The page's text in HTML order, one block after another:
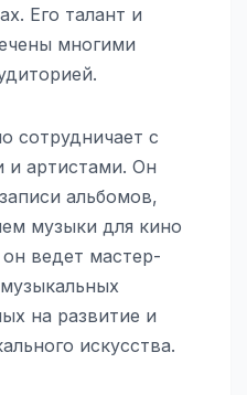
Его талант и
многими
сотрудничает с
и артистами. Он
альбомов,
музыки для кино
ведет мастер-
на развитие и
искусства.